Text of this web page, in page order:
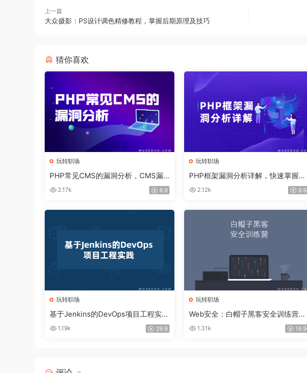
上一篇
大众摄影：PS设计调色精修教程，掌握后期原理及技巧
猜你喜欢
玩转职场
PHP常见CMS的漏洞分析，CMS漏
洞挖掘方法
2.17k 8.9
玩转职场
PHP框架漏洞分析详解，快速掌握框
架漏洞分析
2.12k 9.9
玩转职场
基于Jenkins的DevOps项目工程实践
视频课程
1.19k 29.9
玩转职场
Web安全：白帽子黑客安全训练营，
从基础到攻防实战
1.31k 16.9